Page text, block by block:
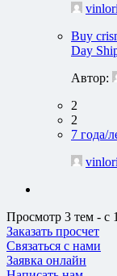
Buy
Day
Автор:
2
2
7 года/
Просмотр 3 тем - с
Заказать просчет
Связаться с нами
Заявка онлайн